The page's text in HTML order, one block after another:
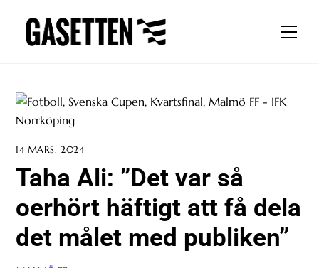
content
14 MARS, 2024
Taha Ali: ”Det var så
oerhört häftigt att få dela
det målet med publiken”